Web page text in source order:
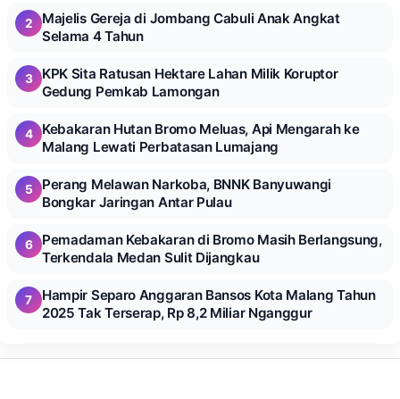
2
Majelis Gereja di Jombang Cabuli Anak Angkat
Selama 4 Tahun
3
KPK Sita Ratusan Hektare Lahan Milik Koruptor
Gedung Pemkab Lamongan
4
Kebakaran Hutan Bromo Meluas, Api Mengarah ke
Malang Lewati Perbatasan Lumajang
5
Perang Melawan Narkoba, BNNK Banyuwangi
Bongkar Jaringan Antar Pulau
6
Pemadaman Kebakaran di Bromo Masih Berlangsung,
Terkendala Medan Sulit Dijangkau
7
Hampir Separo Anggaran Bansos Kota Malang Tahun
2025 Tak Terserap, Rp 8,2 Miliar Nganggur